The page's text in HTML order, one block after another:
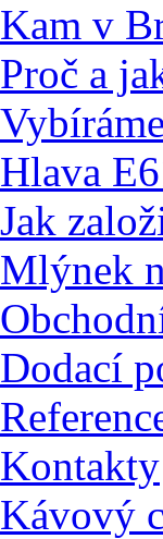
Kam v
Proč a
Hlava
Jak
Mlýnek
Dodací
Kontakty
Kávový